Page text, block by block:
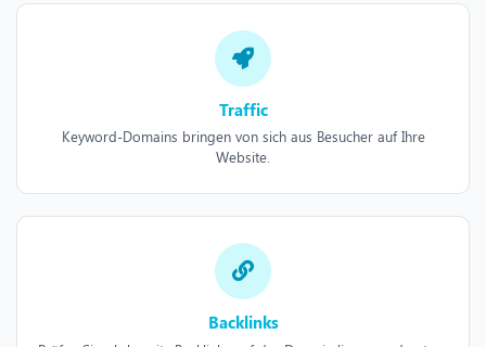
Traffic
Keyword-Domains bringen von sich aus Besucher auf Ihre
Website.
Backlinks